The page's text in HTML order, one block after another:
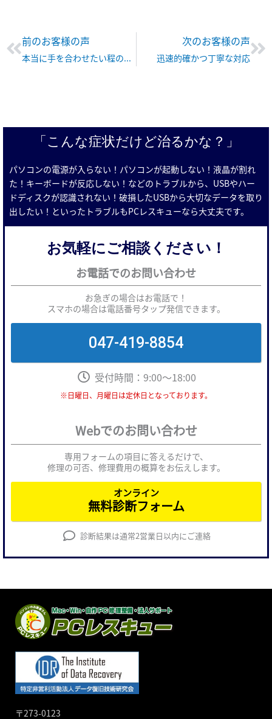
Prev
前のお客様の声
本当に手を合わせたい程の気持ちでしたので、とても嬉しかったです。
次のお客様の声
迅速的確かつ丁寧な対応
「こんな症状だけど治るかな？」
パソコンの電源が入らない！パソコンが起動しない！液晶が割れ
た！キーボードが反応しない！などのトラブルから、USBやハー
ドディスクが認識されない！破損したUSBから大切なデータを取り
出したい！といったトラブルもPCレスキューなら大丈夫です。
お気軽にご相談ください！
お電話でのお問い合わせ
お急ぎの場合はお電話で！
スマホの場合は電話番号タップ発信できます。
047-419-8854
受付時間：9:00～18:00
※日曜日、月曜日は定休日となっております。
Webでのお問い合わせ
専用フォームの項目に答えるだけで、
修理の可否、修理費用の概算をお伝えします。
オンライン
無料診断フォーム
診断結果は通常2営業日以内にご連絡
〒273-0123